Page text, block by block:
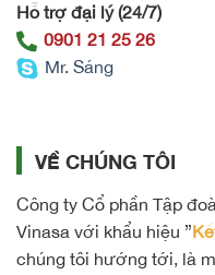
Hỗ trợ đại lý (24/7)
0901 21 25 26
Mr. Sáng
VỀ CHÚNG TÔI
Công ty Cổ phần Tập
Vinasa với khẩu hiệu ”
chúng tôi hướng tới, là